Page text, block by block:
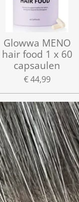
Glowwa MENO
hair food 1 x 60
capsaulen
€ 44,99